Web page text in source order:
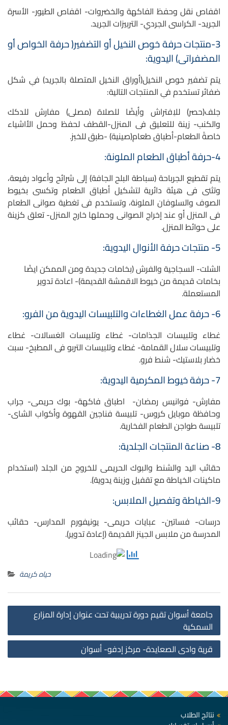
اقفاص نقل وحفظ الفاكهة والخضروات- اقفاص الطيور- الأسرة
الجريد- الكراسى الجردي- التربيزات الجريد.
3-منتجات حرفة خوص النخيل أو التضفير( حرفة الخواص أو
المضفراتى) اليدوية:
يتم تضفير خوص النخيل(أوراق النخيل المتصلة بالجريد) فىِ شكل
ضفائر تستخدم فىِ المنتجات التالية:
جلف(حصر) للاِفتراش وأيضًا للصلاة (مصلى) مفارش للدكك
والكنب- زينة للتعليق فى المنزل-القطف لحفظ وحمل الأاشياء
خاصةً الطعام-أطباق طعام(صينية) -طبق للخبز.
4-حرفة أطباق الطعام الملونة:
يتم تقطيع الجرباحة (سباطة البلح الجافة) إلى شرائح وأعواد رفيعة،
وتثنى فى هيئة دائرية لتشكيل أطباق الطعام وتكسى بخيوط
الصوف والسلوفان الملونة، وتستخدم فى تغطية صوانى الطعام
فى المنزل أو عند إخراج الصوانى وحملها خارج المنزل- تعلق كزينة
على حوائط المنزل.
5- منتجات حرفة الأنوال اليدوية:
الشلت- السجاجية والفرش (بخامات جديدة ومن الممكن ايضًا
بخامات قديمة من خيوط الاقمشة القديمة)- اعادة تدوير
المستعملة.
6- حرفة عمل الغطاءات والتلبيسات اليدوية من الفرو:
غطاء وتلبيسات الجذامات- غطاء وتلبيسات الغسالات- غطاء
وتلبيسات سلال القمامة- غطاء وتلبيسات التربو فى المطبخ- سبت
خضار بلاستيك- شنط فرو.
7- حرفة خيوط المكرمية اليدوية:
مفارش- فوانيس رمضان- اطباق فاكهة- بوك حريمى- جراب
وحافظة موبايل كروس- تلبيسة فناجين القهوة وأكواب الشاى-
تلبيسة طواجن الطعام الفخارية.
8- صناعة المنتجات الجلدية:
حقائب اليد والشنط والبوك الحريمى للخروج من الجلد (استخدام
ماكينات الخياطة مع تقفيل وزينة يدوية).
9-الخياطة وتفصيل الملابس:
درسات- فساتين- عبايات حريمى- يونيفورم المدارس- حقائب
المدرسة من ملابس الجينز القديمة (إعادة تدوير).
حياه كريمة
جامعة أسوان تقيم دورة تدريبية تحت عنوان إدارة المزارع
السمكية
قرية وادى الصعايدة- مركز إدفو- أسوان
نتائج الطلاب